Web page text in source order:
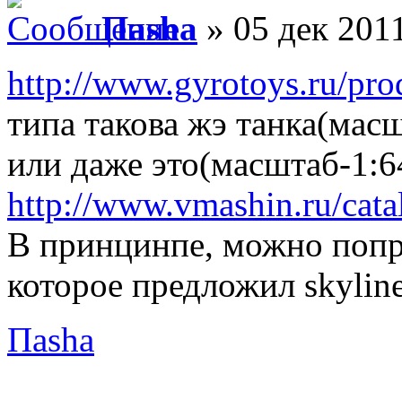
Паsha » 05 дек
http://www.gyrotoys.ru/
типа такова жэ
или даже это(масштаб-
http://www.vmashin.ru/
В принцинпе, можно
которое предложил
Паsha